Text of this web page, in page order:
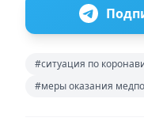
#ситуация по
#меры оказания